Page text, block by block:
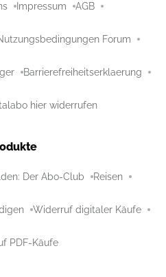
Impressum AGB
Forum
Barrierefreiheitserklaerung
hier widerrufen
Der Abo-Club Reisen
Widerruf digitaler Käufe
PDF-Käufe